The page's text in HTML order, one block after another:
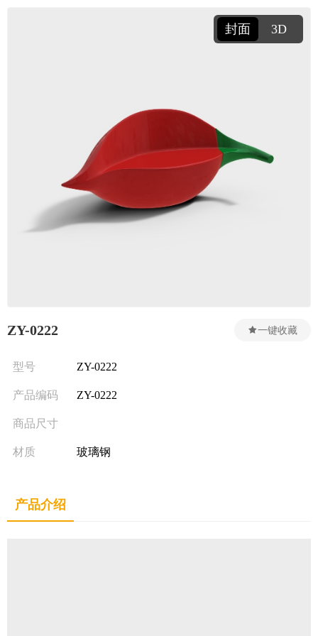
封面 3D
ZY-0222 一键收藏
型号 ZY-0222
产品编码 ZY-0222
商品尺寸
材质 玻璃钢
产品介绍